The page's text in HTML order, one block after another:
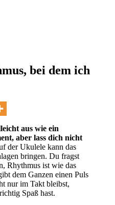
bei dem ich
aus wie ein
aber lass dich nicht
der Ukulele kann das
bringen. Du fragst
Rhythmus ist wie das
dem Ganzen einen Puls
nur im Takt bleibst,
Spaß hast.